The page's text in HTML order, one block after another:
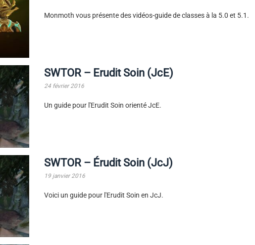
Monmoth vous présente des vidéos-guide de classes à la 5.0 et 5.1.
SWTOR – Erudit Soin (JcE)
24 février 2016
Un guide pour l'Erudit Soin orienté JcE.
SWTOR – Érudit Soin (JcJ)
19 janvier 2016
Voici un guide pour l'Erudit Soin en JcJ.